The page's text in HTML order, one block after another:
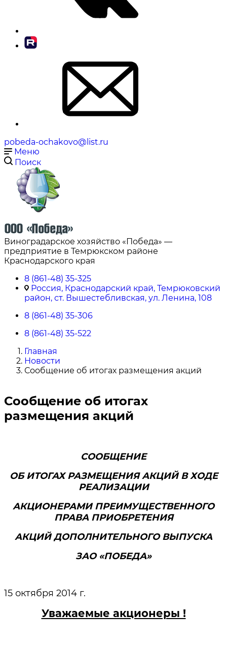
pobeda-ochakovo@list.ru
Меню
Поиск
Виноградарское хозяйство «Победа» —
предприятие в Темрюкском районе
Краснодарского края
8 (861-48) 35-325
Россия, Краснодарский край, Темрюковский
район, ст. Вышестебливская, ул. Ленина, 108
8 (861-48) 35-306
8 (861-48) 35-522
Главная
Новости
Сообщение об итогах размещения акций
Сообщение об итогах
размещения акций
СООБЩЕНИЕ
ОБ ИТОГАХ РАЗМЕЩЕНИЯ АКЦИЙ В ХОДЕ
РЕАЛИЗАЦИИ
АКЦИОНЕРАМИ ПРЕИМУЩЕСТВЕННОГО
ПРАВА ПРИОБРЕТЕНИЯ
АКЦИЙ ДОПОЛНИТЕЛЬНОГО ВЫПУСКА
ЗАО «ПОБЕДА»
15 октября 2014 г.
Уважаемые акционеры !